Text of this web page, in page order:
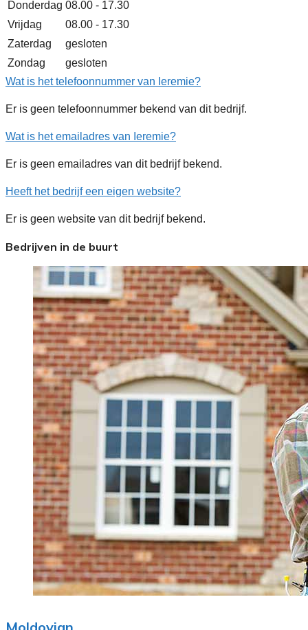
Donderdag 08.00 - 17.30
Vrijdag
08.00 - 17.30
Zaterdag
gesloten
Zondag
gesloten
Wat is het telefoonnummer van Ieremie?
Er is geen telefoonnummer bekend van dit bedrijf.
Wat is het emailadres van Ieremie?
Er is geen emailadres van dit bedrijf bekend.
Heeft het bedrijf een eigen website?
Er is geen website van dit bedrijf bekend.
Bedrijven in de buurt